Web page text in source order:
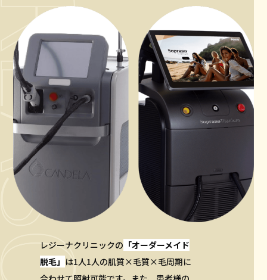
レジーナクリニックの 「オーダーメイド
脱毛」 は1人1人の肌質×毛質×毛周期に